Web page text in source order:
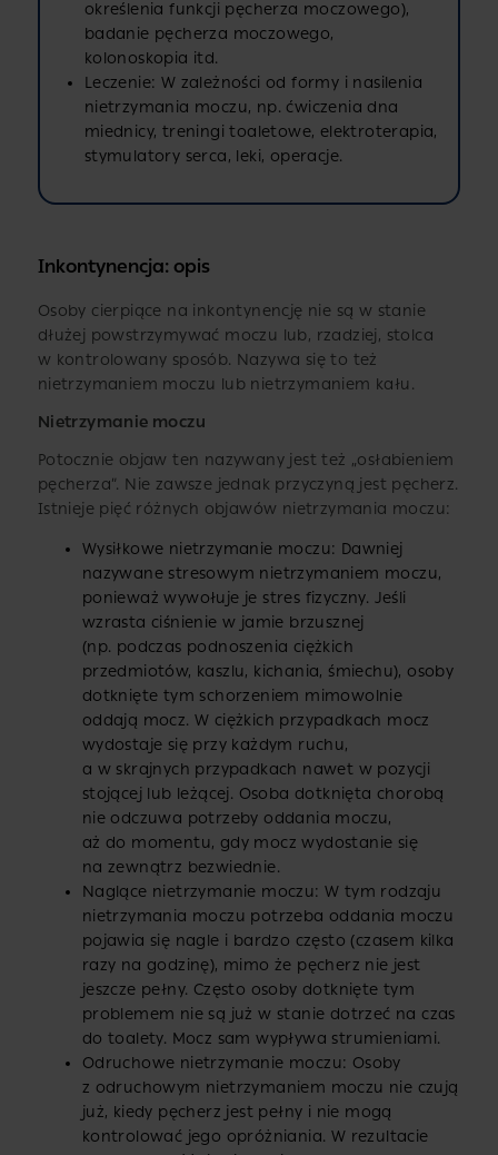
określenia funkcji pęcherza moczowego),
badanie pęcherza moczowego,
kolonoskopia itd.
Leczenie: W zależności od formy i nasilenia
nietrzymania moczu, np. ćwiczenia dna
miednicy, treningi toaletowe, elektroterapia,
stymulatory serca, leki, operacje.
Inkontynencja: opis
Osoby cierpiące na inkontynencję nie są w stanie
dłużej powstrzymywać moczu lub, rzadziej, stolca
w kontrolowany sposób. Nazywa się to też
nietrzymaniem moczu lub nietrzymaniem kału.
Nietrzymanie moczu
Potocznie objaw ten nazywany jest też „osłabieniem
pęcherza”. Nie zawsze jednak przyczyną jest pęcherz.
Istnieje pięć różnych objawów nietrzymania moczu:
Wysiłkowe nietrzymanie moczu: Dawniej
nazywane stresowym nietrzymaniem moczu,
ponieważ wywołuje je stres fizyczny. Jeśli
wzrasta ciśnienie w jamie brzusznej
(np. podczas podnoszenia ciężkich
przedmiotów, kaszlu, kichania, śmiechu), osoby
dotknięte tym schorzeniem mimowolnie
oddają mocz. W ciężkich przypadkach mocz
wydostaje się przy każdym ruchu,
a w skrajnych przypadkach nawet w pozycji
stojącej lub leżącej. Osoba dotknięta chorobą
nie odczuwa potrzeby oddania moczu,
aż do momentu, gdy mocz wydostanie się
na zewnątrz bezwiednie.
Naglące nietrzymanie moczu: W tym rodzaju
nietrzymania moczu potrzeba oddania moczu
pojawia się nagle i bardzo często (czasem kilka
razy na godzinę), mimo że pęcherz nie jest
jeszcze pełny. Często osoby dotknięte tym
problemem nie są już w stanie dotrzeć na czas
do toalety. Mocz sam wypływa strumieniami.
Odruchowe nietrzymanie moczu: Osoby
z odruchowym nietrzymaniem moczu nie czują
już, kiedy pęcherz jest pełny i nie mogą
kontrolować jego opróżniania. W rezultacie